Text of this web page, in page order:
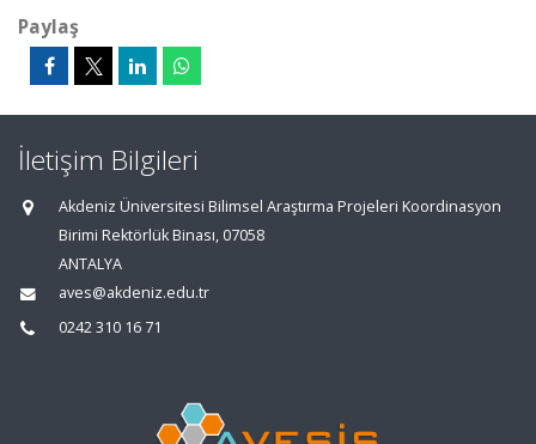
Paylaş
İletişim Bilgileri
Akdeniz Üniversitesi Bilimsel Araştırma Projeleri Koordinasyon
Birimi Rektörlük Binası, 07058
ANTALYA
aves@akdeniz.edu.tr
0242 310 16 71